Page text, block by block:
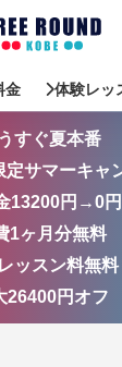
金 体験レッ
すぐ夏本番
定サマーキャ
13200円→0円
1ヶ月分無料
ッスン料無料
26400円オフ